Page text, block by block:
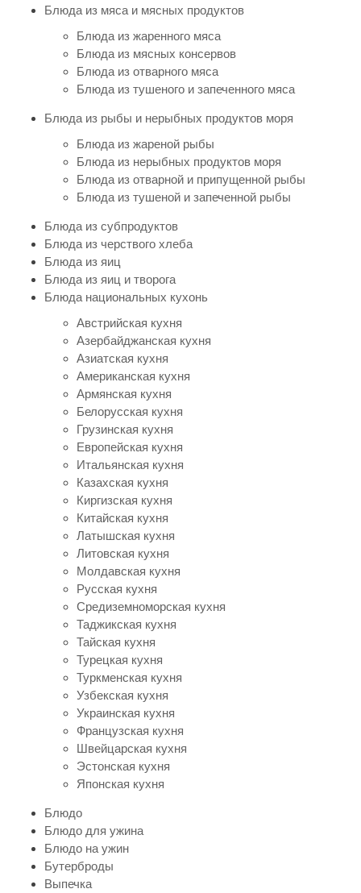
Блюда из мяса и мясных продуктов
Блюда из жаренного мяса
Блюда из мясных консервов
Блюда из отварного мяса
Блюда из тушеного и запеченного мяса
Блюда из рыбы и нерыбных продуктов моря
Блюда из жареной рыбы
Блюда из нерыбных продуктов моря
Блюда из отварной и припущенной рыбы
Блюда из тушеной и запеченной рыбы
Блюда из субпродуктов
Блюда из черствого хлеба
Блюда из яиц
Блюда из яиц и творога
Блюда национальных кухонь
Австрийская кухня
Азербайджанская кухня
Азиатская кухня
Американская кухня
Армянская кухня
Белорусская кухня
Грузинская кухня
Европейская кухня
Итальянская кухня
Казахская кухня
Киргизская кухня
Китайская кухня
Латышская кухня
Литовская кухня
Молдавская кухня
Русская кухня
Средиземноморская кухня
Таджикская кухня
Тайская кухня
Турецкая кухня
Туркменская кухня
Узбекская кухня
Украинская кухня
Французская кухня
Швейцарская кухня
Эстонская кухня
Японская кухня
Блюдо
Блюдо для ужина
Блюдо на ужин
Бутерброды
Выпечка